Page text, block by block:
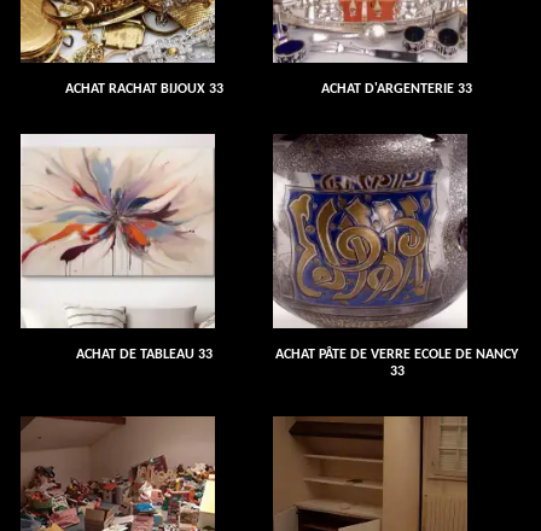
ACHAT RACHAT BIJOUX 33 ACHAT D'ARGENTERIE 33
ACHAT DE TABLEAU 33
ACHAT PÂTE DE VERRE ECOLE DE NANCY
33